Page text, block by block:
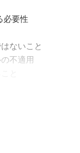
必要性
ないこと
不適用